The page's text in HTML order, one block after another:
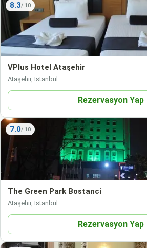
8.3
VPlus Hotel Ataşehir
Ataşehir, İstanbul
Rezervasyon Yap
7.0
The Green Park Bostanci
Ataşehir, İstanbul
Rezervasyon Yap